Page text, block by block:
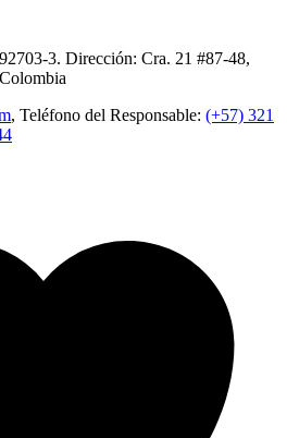
3. Dirección: Cra. 21 #87-48,
, Teléfono del Responsable: (+57) 321